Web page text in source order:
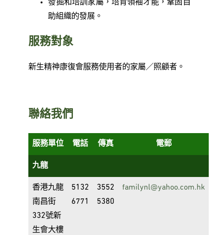
發掘和培訓家屬，培育領袖才能，鞏固自
助組織的發展。
服務對象
新生精神康復會服務使用者的家屬／照顧者。
聯絡我們
服務單位 電話 傳真 電郵
九龍
香港九龍
南昌街
332號新
生會大樓
5132
6771
3552
5380
familynl@yahoo.com.hk